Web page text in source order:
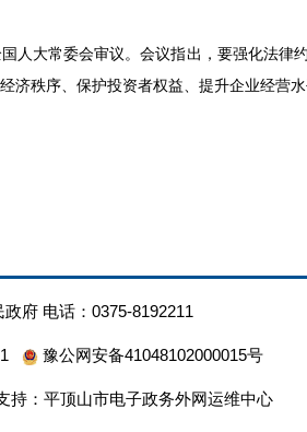
大常委会审议。会议指出，要强化法律
秩序、保护投资者权益、提升企业经营水
府 电话：0375-8192211
豫公网安备41048102000015号
：平顶山市电子政务外网运维中心